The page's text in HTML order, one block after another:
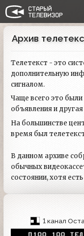
Архив
Телетекст - это
дополнительную
сигналом.
Чаще всего это
объявления и
На большинстве
время был
В данном архиве
обычных
состоянии, хотя
1 канал